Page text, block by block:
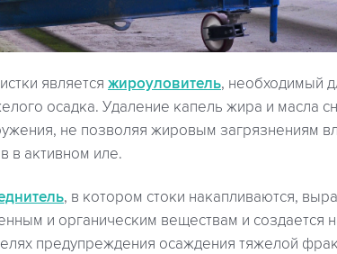
является жироуловитель, необходимый
осадка. Удаление капель жира и масла
не позволяя жировым загрязнениям
в активном иле.
, в котором стоки накапливаются,
и органическим веществам и создается
предупреждения осаждения тяжелой